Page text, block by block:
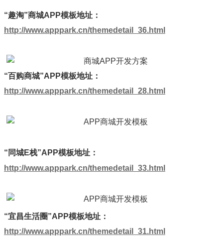
“趣淘”商城APP模板地址：
http://www.apppark.cn/themedetail_36.html
“百购商城”APP模板地址：
http://www.apppark.cn/themedetail_28.html
“同城E栈”APP模板地址：
http://www.apppark.cn/themedetail_33.html
“宜昌生活圈”APP模板地址：
http://www.apppark.cn/themedetail_31.html